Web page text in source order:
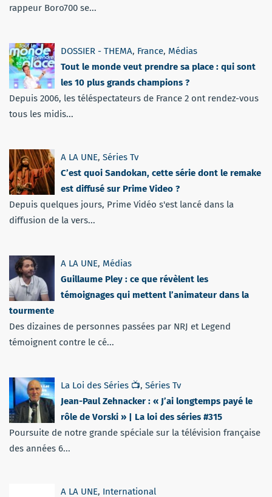
rappeur Boro700 se...
DOSSIER - THEMA, France, Médias
Tout le monde veut prendre sa place : qui sont
les 10 plus grands champions ?
Depuis 2006, les téléspectateurs de France 2 ont rendez-vous
tous les midis...
A LA UNE, Séries Tv
C’est quoi Sandokan, cette série dont le remake
est diffusé sur Prime Video ?
Depuis quelques jours, Prime Vidéo s'est lancé dans la
diffusion de la vers...
A LA UNE, Médias
Guillaume Pley : ce que révèlent les
témoignages qui mettent l’animateur dans la
tourmente
Des dizaines de personnes passées par NRJ et Legend
témoignent contre le cé...
La Loi des Séries 📺, Séries Tv
Jean-Paul Zehnacker : « J’ai longtemps payé le
rôle de Vorski » | La loi des séries #315
Poursuite de notre grande spéciale sur la télévision française
des années 6...
A LA UNE, International